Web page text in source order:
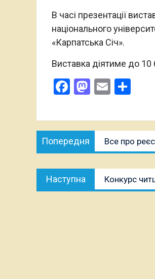
В часі презентації
національного
«Карпатська Січ».
Виставка діятиме до 10
Facebook
Mastodon
Email
Навігація
записів
Попередня
публікація:
Все про
Наступна
публікація:
Конкурс